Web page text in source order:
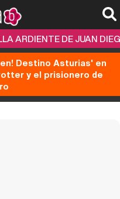
ARDIENTE DE JUAN
Destino Asturias' en
y el prisionero de